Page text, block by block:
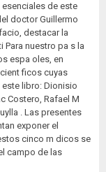
de este
doctor Guillermo
destacar la
Para nuestro pa s la
espa oles, en
ficos cuyas
este libro: Dionisio
Costero, Rafael M
. Las presentes
exponer el
cinco m dicos se
campo de las